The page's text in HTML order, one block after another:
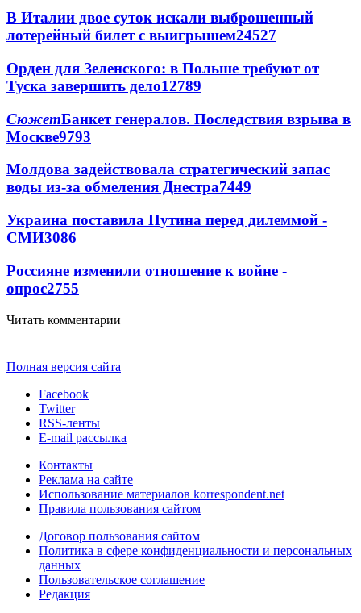
В Италии двое суток искали выброшенный
лотерейный билет с выигрышем24527
Орден для Зеленского: в Польше требуют от
Туска завершить дело12789
СюжетБанкет генералов. Последствия взрыва в
Москве9793
Молдова задействовала стратегический запас
воды из-за обмеления Днестра7449
Украина поставила Путина перед дилеммой -
СМИ3086
Россияне изменили отношение к войне -
опрос2755
Читать комментарии
Полная версия сайта
Facebook
Twitter
RSS-ленты
E-mail рассылка
Контакты
Реклама на сайте
Использование материалов korrespondent.net
Правила пользования сайтом
Договор пользования сайтом
Политика в сфере конфиденциальности и персональных
данных
Пользовательское соглашение
Редакция